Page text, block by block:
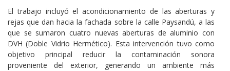
El trabajo incluyó el acondicionamiento de las aberturas y
rejas que dan hacia la fachada sobre la calle Paysandú, a las
que se sumaron cuatro nuevas aberturas de aluminio con
DVH (Doble Vidrio Hermético). Esta intervención tuvo como
objetivo principal reducir la contaminación sonora
proveniente del exterior, generando un ambiente más